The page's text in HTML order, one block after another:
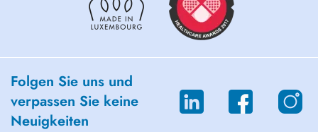
Folgen Sie uns und
verpassen Sie keine
Neuigkeiten